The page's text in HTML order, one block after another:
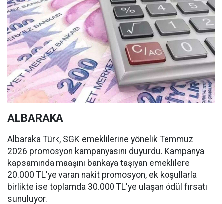
ALBARAKA
Albaraka Türk, SGK emeklilerine yönelik Temmuz
2026 promosyon kampanyasını duyurdu. Kampanya
kapsamında maaşını bankaya taşıyan emeklilere
20.000 TL'ye varan nakit promosyon, ek koşullarla
birlikte ise toplamda 30.000 TL'ye ulaşan ödül fırsatı
sunuluyor.